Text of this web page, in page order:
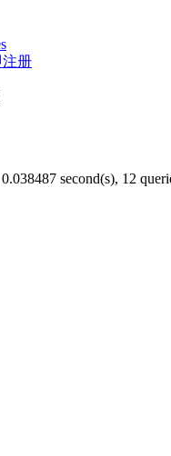
注册
second(s), 12